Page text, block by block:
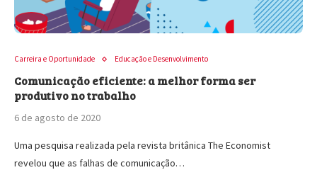
Carreira e Oportunidade Educação e Desenvolvimento
Comunicação eficiente: a melhor forma ser
produtivo no trabalho
6 de agosto de 2020
Uma pesquisa realizada pela revista britânica The Economist
revelou que as falhas de comunicação…